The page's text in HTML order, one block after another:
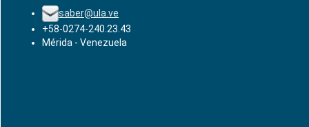
saber@ula.ve
+58-0274-240.23.43
Mérida - Venezuela